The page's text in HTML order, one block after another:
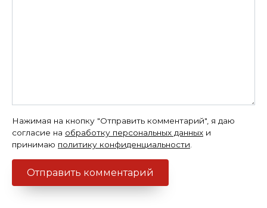
Нажимая на кнопку "Отправить комментарий", я даю
согласие на обработку персональных данных и
принимаю политику конфиденциальности